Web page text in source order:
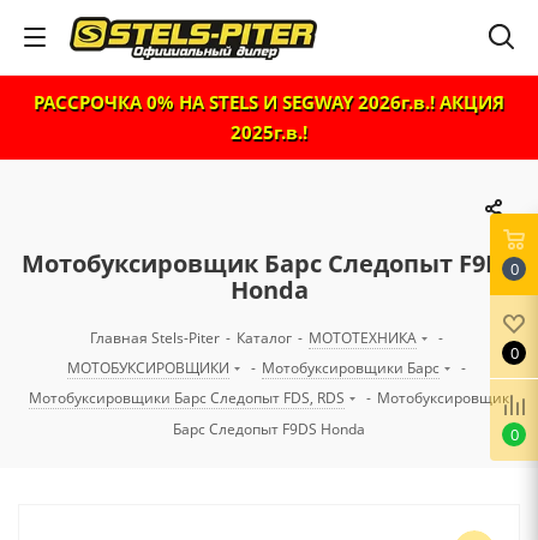
РАССРОЧКА 0% НА STELS И SEGWAY 2026г.в.! АКЦИЯ
2025г.в.!
Мотобуксировщик Барс Следопыт F9DS
Honda
Главная Stels-Piter - Каталог - МОТОТЕХНИКА
-
МОТОБУКСИРОВЩИКИ
- Мотобуксировщики Барс
-
Мотобуксировщики Барс Следопыт FDS, RDS
- Мотобуксировщик
Барс Следопыт F9DS Honda
0
0
0